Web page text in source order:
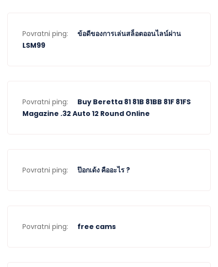
Povratni ping:
ข้อดีของการเล่นสล็อตออนไลน์ผ่าน
LSM99
Povratni ping:
Buy Beretta 81 81B 81BB 81F 81FS
Magazine .32 Auto 12 Round Online
Povratni ping: ป๊อกเด้ง คืออะไร ?
Povratni ping: free cams